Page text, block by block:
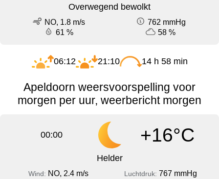
Overwegend bewolkt
NO, 1.8 m/s
762 mmHg
61 %
58 %
06:12 21:10 14 h 58 min
Apeldoorn weersvoorspelling voor
morgen per uur, weerbericht morgen
00:00 +16°C
Helder
Wind: NO, 2.4 m/s Luchtdruk: 767 mmHg